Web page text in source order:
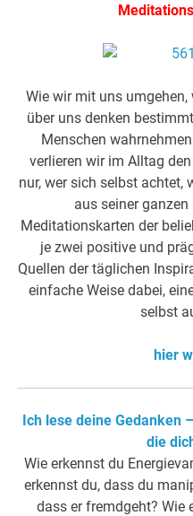
Wie wir mit uns
über uns denken
Menschen
verlieren wir im Alltag
nur, wer sich selbst achtet,
aus seiner
Meditationskarten der
je zwei positive und
Quellen der täglichen
einfache Weise dabei,
selbst
hier
Ich lese deine Gedanken –
die
Wie erkennst du
erkennst du, dass du
dass er fremdgeht? Wie